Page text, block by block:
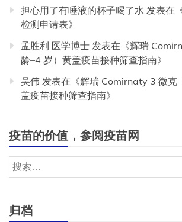
担心用了有唾液的杯子喝了水 发表在
检测申请表》
孟胜利 医学博士 发表在《辉瑞
龄–4 岁）黄盖疫苗接种筛查指南》
吴伟 发表在《辉瑞 Comirnaty 3 微克
盖疫苗接种筛查指南》
疫苗的价值，参阅疫苗网
搜
索：
归档